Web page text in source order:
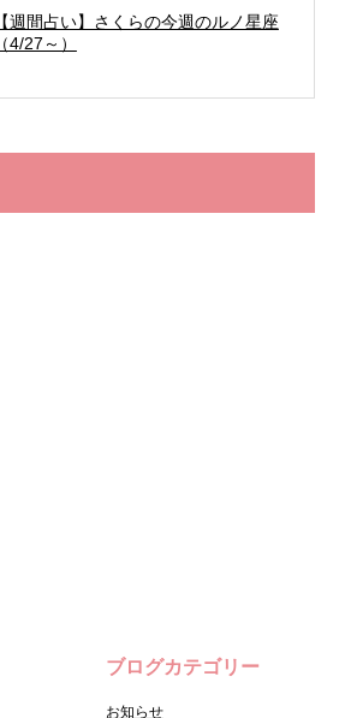
【週間占い】さくらの今週のルノ星座
（4/27～）
ブログカテゴリー
お知らせ